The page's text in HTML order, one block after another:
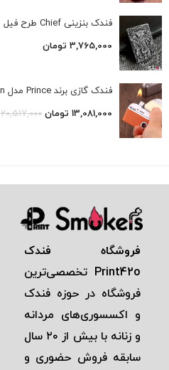
فندک بنزینی Chief طرح فیل (جعبه چوبی)
3,765,000 تومان
فندک گازی برند Prince مدل Dolphin محصول ژاپن اورجینال
13,081,000 تومان 20,517,000
فروشگاه فندک
Print42o تخصصی‌ترين
فروشگاه در حوزه فندک
و اكسسوری‌های مردانه
و زنانه با بيش از ٢٠ سال
سابقه فروش حضوری و